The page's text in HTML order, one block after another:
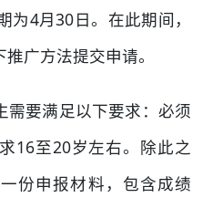
4月30日。在此期间，
广方法提交申请。
需要满足以下要求：必须
16至20岁左右。除此之
份申报材料，包含成绩